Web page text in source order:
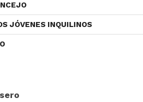
JÓVENES INQUILINOS